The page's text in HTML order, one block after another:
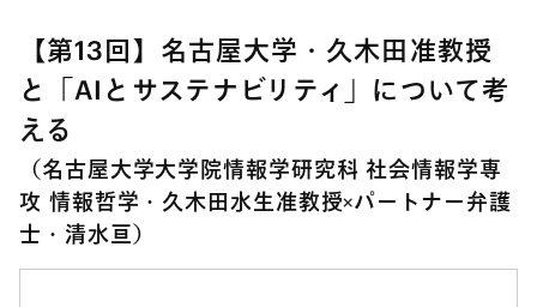
【第13回】名古屋大学・久木田准教授
と「AIとサステナビリティ」について考
える
（名古屋大学大学院情報学研究科 社会情報学専
攻 情報哲学・久木田水生准教授×パートナー弁護
士・清水亘）